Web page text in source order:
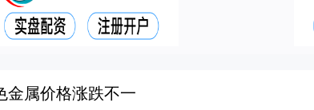
金属价格涨跌不一